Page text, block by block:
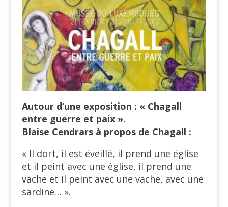
Autour d’une exposition : « Chagall
entre guerre et paix ».
Blaise Cendrars à propos de Chagall :
« Il dort, il est éveillé, il prend une église
et il peint avec une église, il prend une
vache et il peint avec une vache, avec une
sardine… ».